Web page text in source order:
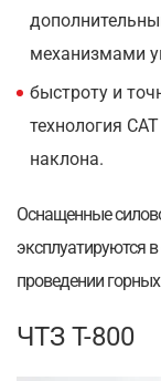
механизмами
быстроту и
технология
наклона.
Оснащенные
эксплуатируются
проведении
ЧТЗ Т-800